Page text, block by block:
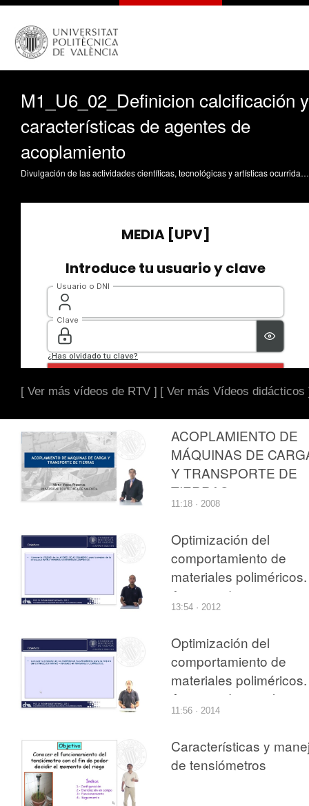
M1_U6_02_Definicion calcificación y
características de agentes de
acoplamiento
Divulgación de las actividades científicas, tecnológicas y artísticas ocurridas en los tres campus de la UPV
[ Ver más vídeos de RTV ] [ Ver más Vídeos didácticos
ACOPLAMIENTO DE
MÁQUINAS DE
Y TRANSPORTE DE
TIERRAS
11:18 · 2008
Optimización del
comportamiento de
materiales poliméricos.
Agentes de
acoplamiento.
13:54 · 2012
Optimización del
comportamiento de
materiales poliméricos.
Agentes de
11:56 · 2014
Características y
de tensiómetros